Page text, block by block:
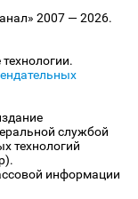
2007 — 2026.
службой
технологий
информации